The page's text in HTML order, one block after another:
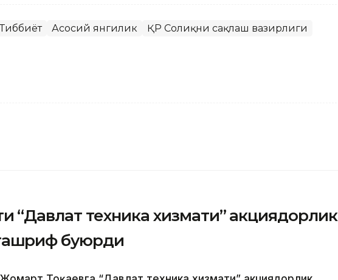
Тиббиёт Асосий янгилик
ҚР Соғлиқни сақлаш вазирлиги
“Давлат техника хизмати” акциядорлик
буюрди